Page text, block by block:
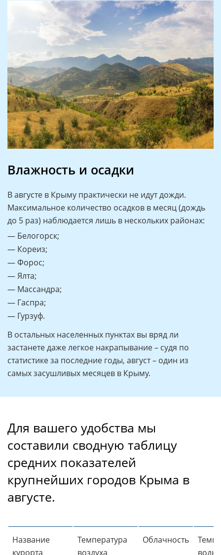
Влажность и осадки
В августе в Крыму практически не идут дожди.
Максимальное количество осадков в месяц (дождь
до 5 раз) наблюдается лишь в нескольких районах:
— Белогорск;
— Кореиз;
— Форос;
— Ялта;
— Массандра;
— Гаспра;
— Гурзуф.
В остальных населенных пунктах вы вряд ли
застанете даже легкое накрапывание – судя по
статистике за последние годы, август – один из
самых засушливых месяцев в Крыму.
Для вашего удобства мы
составили сводную таблицу
средних показателей
крупнейших городов Крыма в
августе.
Название
курорта
Температура
воздуха
Облачность
воды